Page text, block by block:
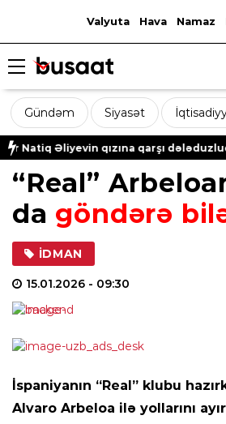
Valyuta Hava Namaz
Gündəm Siyasət
Əliyevin qızına qarşı dələduzluq
“Real”
da göndərə
İDMAN
15.01.2026 - 09:30
İspaniyanın “Real” klubu
Alvaro Arbeloa ilə yollarını